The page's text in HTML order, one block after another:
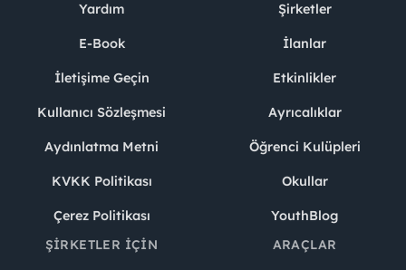
Yardım
E-Book
İletişime Geçin
Kullanıcı Sözleşmesi
Aydınlatma Metni
KVKK Politikası
Çerez Politikası
Şirketler
İlanlar
Etkinlikler
Ayrıcalıklar
Öğrenci Kulüpleri
Okullar
YouthBlog
ŞIRKETLER İÇIN
ARAÇLAR